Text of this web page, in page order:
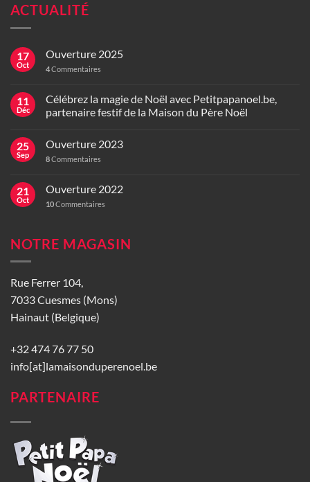
ACTUALITÉ
17
Oct
Ouverture 2025
4Commentaires
11
Déc
Célébrez la magie de Noël avec Petitpapanoel.be,
partenaire festif de la Maison du Père Noël
25
Sep
Ouverture 2023
8Commentaires
21
Oct
Ouverture 2022
10Commentaires
NOTRE MAGASIN
Rue Ferrer 104,
7033 Cuesmes (Mons)
Hainaut (Belgique)
+32 474 76 77 50
info[at]lamaisonduperenoel.be
PARTENAIRE